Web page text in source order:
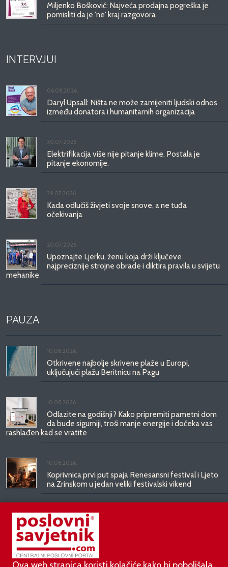
Miljenko Bošković: Najveća prodajna pogreška je
pomisliti da je 'ne' kraj razgovora
INTERVJUI
06.08.2026.
Daryl Upsall: Ništa ne može zamijeniti ljudski odnos
između donatora i humanitarnih organizacija
30.07.2026.
Elektrifikacija više nije pitanje klime. Postala je
pitanje ekonomije.
29.07.2026.
Kada odlučiš živjeti svoje snove, a ne tuđa
očekivanja
20.07.2026.
Upoznajte Ljerku, ženu koja drži ključeve
najpreciznije strojne obrade i diktira pravila u svijetu
mehanike
PAUZA
10.08.2026.
Otkrivene najbolje skrivene plaže u Europi,
uključujući plažu Beritnicu na Pagu
10.08.2026.
Odlazite na godišnji? Kako pripremiti pametni dom
da bude sigurniji, troši manje energije i dočeka vas
rashlađen kad se vratite
10.08.2026.
Koprivnica prvi put spaja Renesansni festival i Ljeto
na Zrinskom u jedan veliki festivalski vikend
06.08.2026.
Bugatti Destrier: skulptura stvorena za vječnost